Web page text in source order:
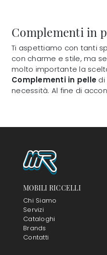
Complementi in
Ti aspettiamo con tanti
con charme e stile, ma
molto importante la
Complementi in pelle
necessità. Al fine di
MOBILI RICCELLI
Chi Siamo
Servizi
Cataloghi
Brands
Contatti